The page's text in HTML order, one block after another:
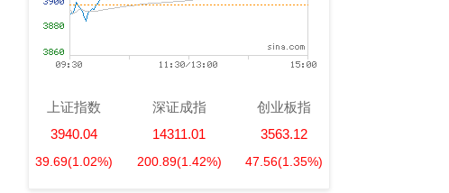
上证指数
3940.04
39.69(1.02%)
深证成指
14311.01
200.89(1.42%)
创业板指
3563.12
47.56(1.35%)